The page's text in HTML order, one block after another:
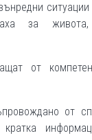
за
от
от
кратка